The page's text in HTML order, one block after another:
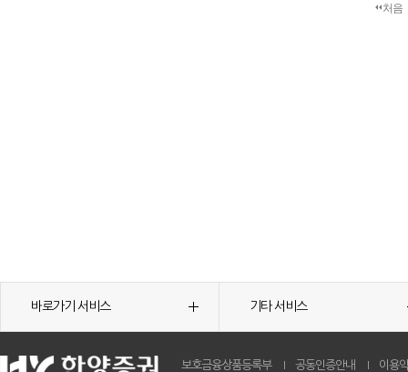
처음
바로가기 서비스 기타 서비스
보호금융상품등록부 공동인증안내 이용